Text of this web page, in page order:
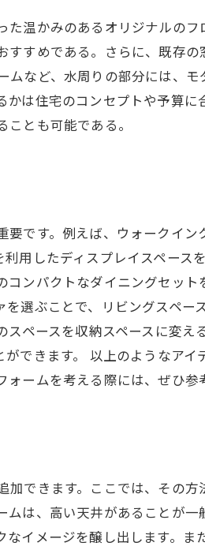
温かみのあるオリジナルの
すめである。さらに、既存の
など、水周りの部分には、
は住宅のコンセプトや予算に
とも可能である。
です。例えば、ウォークイン
用したディスプレイスペース
ンパクトなダイニングセッ
選ぶことで、リビングスペー
ペースを収納スペースに変え
できます。 以上のようなアイ
ームを考える際には、ぜひ参
できます。ここでは、その方
は、高い天井があることが一
イメージを醸し出します。ま